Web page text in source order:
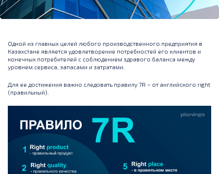
Одной из главных целей любого производственного предприятия в
Казахстане является удовлетворение потребностей его клиентов и
конечных потребителей с соблюдением здравого баланса между
уровнем сервиса, запасами и затратами.
Для ее достижения важно следовать правилу 7R – от английского right
(правильный).